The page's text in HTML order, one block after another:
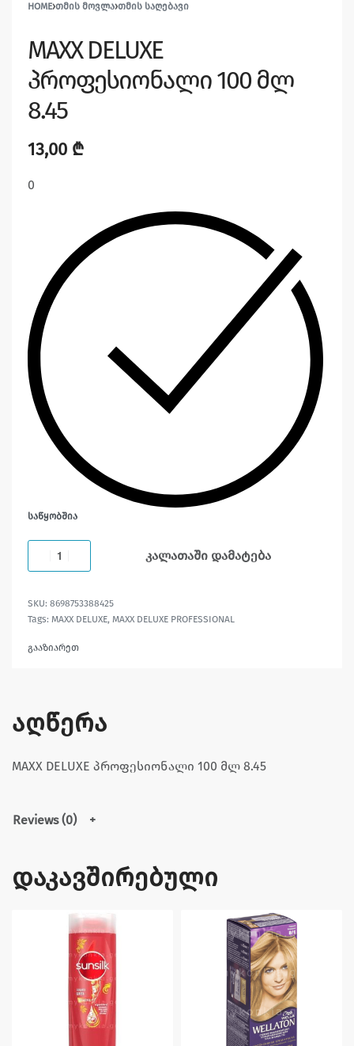
HOME›ᲗᲛᲘᲡ ᲛᲝᲕᲚᲐ›ᲗᲛᲘᲡ ᲡᲐᲦᲔᲑᲐᲕᲘ
MAXX DELUXE
პროფესიონალი 100 მლ
8.45
13,00 ₾
0
ᲡᲐᲬᲧᲝᲑᲨᲘᲐ
კალათაში დამატება
8698753388425
Tags: MAXX DELUXE, MAXX DELUXE PROFESSIONAL
გააზიარეთ
აღწერა
MAXX DELUXE პროფესიონალი 100 მლ 8.45
Reviews (0)
დაკავშირებული